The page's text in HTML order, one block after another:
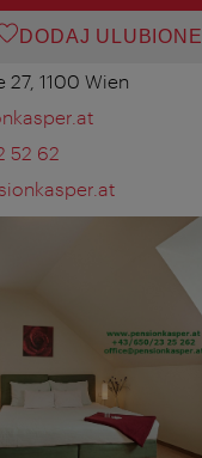
DODAJ ULUBIONE
27, 1100 Wien
52 62